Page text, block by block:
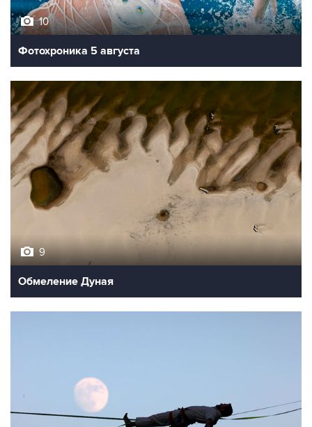
10
Фотохроника 5 августа
9
Обмеление Дуная